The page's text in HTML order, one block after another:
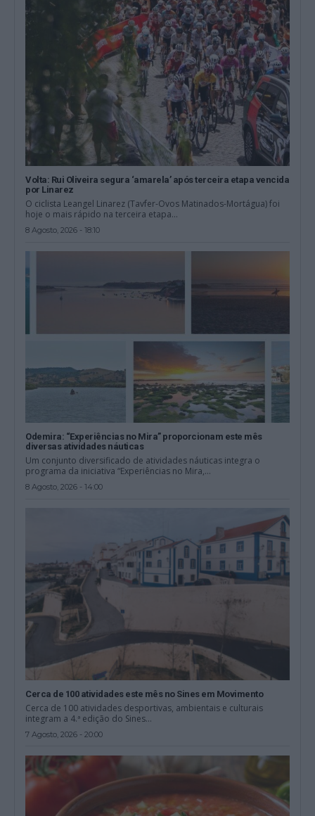
Volta: Rui Oliveira segura ‘amarela’ após terceira etapa vencida
por Linarez
O ciclista Leangel Linarez (Tavfer-Ovos Matinados-Mortágua) foi
hoje o mais rápido na terceira etapa...
8 Agosto, 2026 - 18:10
Odemira: “Experiências no Mira” proporcionam este mês
diversas atividades náuticas
Um conjunto diversificado de atividades náuticas integra o
programa da iniciativa “Experiências no Mira,...
8 Agosto, 2026 - 14:00
Cerca de 100 atividades este mês no Sines em Movimento
Cerca de 100 atividades desportivas, ambientais e culturais
integram a 4.ª edição do Sines...
7 Agosto, 2026 - 20:00